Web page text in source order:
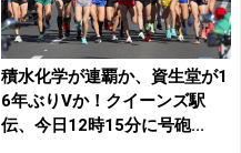
積水化学が連覇か、資生堂が1
6年ぶりVか！クイーンズ駅
伝、今日12時15分に号砲...